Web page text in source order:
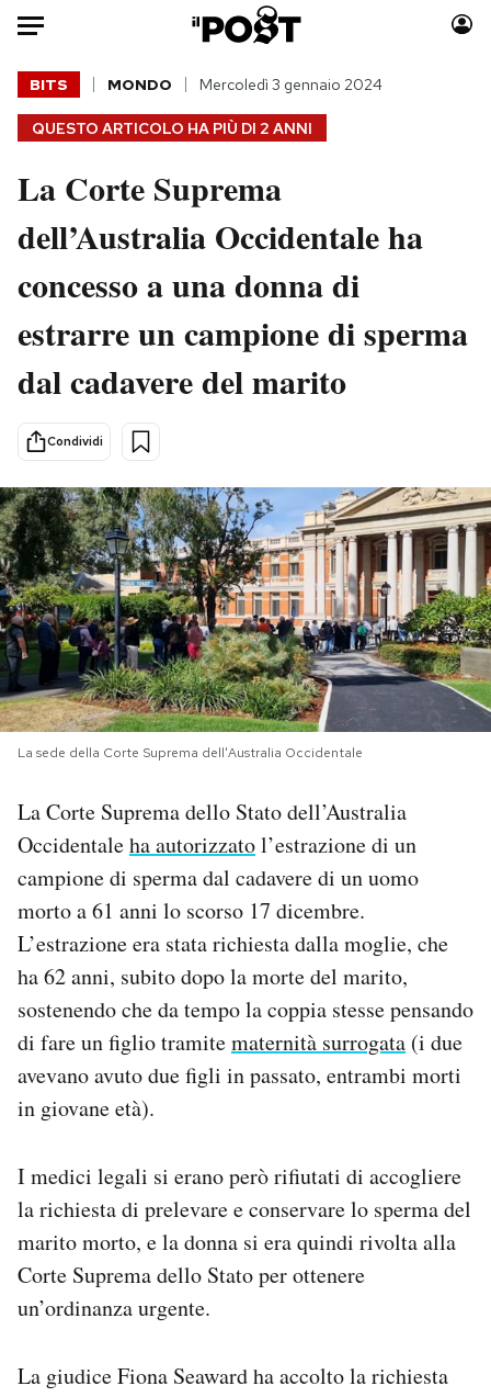
Auto
HOME
Italia
Politica
Tecnologia
Scienza
Cultura
Sport
Moda
Consumismi
Storie/Idee
Media
Europa
PODCAST
NEWSLETTER
I MIEI PREFERITI
SHOP
CALENDARIO
AREA PERSONALE
Area Personale
Newsletter
Notifiche mobile
Hai bisogno di aiuto?
Esci
QUESTO ARTICOLO HA PIÙ DI 2 ANNI
BITS MONDO Mercoledì 3 gennaio 2024
La Corte Suprema
dell’Australia Occidentale ha
concesso a una donna di
estrarre un campione di sperma
dal cadavere del marito
Condividi
La sede della Corte Suprema dell'Australia Occidentale
La Corte Suprema dello Stato dell’Australia
Occidentaleha autorizzatol’estrazione di un
campione di sperma dal cadavere di un uomo
morto a 61 anni lo scorso 17 dicembre.
L’estrazione era stata richiesta dalla moglie, che
ha 62 anni, subito dopo la morte del marito,
sostenendo che da tempo la coppia stesse pensando
di fare un figlio tramitematernità surrogata (i due
avevano avuto due figli in passato, entrambi morti
in giovane età).
I medici legali si erano però rifiutati di accogliere
la richiesta di prelevare e conservare lo sperma del
marito morto, e la donna si era quindi rivolta alla
Corte Suprema dello Stato per ottenere
un’ordinanza urgente.
La giudice Fiona Seaward ha accolto la richiesta